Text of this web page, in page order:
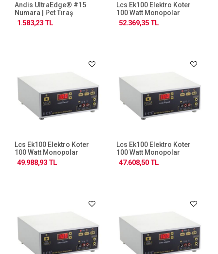
Andis UltraEdge® #15
Numara | Pet Tıraş
Makinesi Bıçağı (64072)
1.583,23 TL
Lcs Ek100 Elektro Koter
100 Watt Monopolar
Bipolar Paket 4
52.369,35 TL
Lcs Ek100 Elektro Koter
100 Watt Monopolar
Bipolar Paket 3
49.988,93 TL
Lcs Ek100 Elektro Koter
100 Watt Monopolar
Bipolar Paket 2
47.608,50 TL